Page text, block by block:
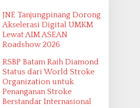
JNE Tanjungpinang Dorong
Akselerasi Digital UMKM
Lewat AIM ASEAN
Roadshow 2026
RSBP Batam Raih Diamond
Status dari World Stroke
Organization untuk
Penanganan Stroke
Berstandar Internasional